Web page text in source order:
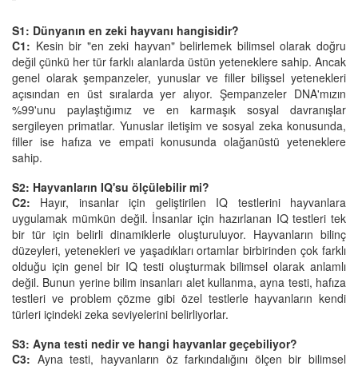
S1: Dünyanın en zeki hayvanı hangisidir?
C1: Kesin bir "en zeki hayvan" belirlemek bilimsel olarak doğru
değil çünkü her tür farklı alanlarda üstün yeteneklere sahip. Ancak
genel olarak şempanzeler, yunuslar ve filler bilişsel yetenekleri
açısından en üst sıralarda yer alıyor. Şempanzeler DNA'mızın
%99'unu paylaştığımız ve en karmaşık sosyal davranışlar
sergileyen primatlar. Yunuslar iletişim ve sosyal zeka konusunda,
filler ise hafıza ve empati konusunda olağanüstü yeteneklere
sahip.
S2: Hayvanların IQ'su ölçülebilir mi?
C2: Hayır, insanlar için geliştirilen IQ testlerini hayvanlara
uygulamak mümkün değil. İnsanlar için hazırlanan IQ testleri tek
bir tür için belirli dinamiklerle oluşturuluyor. Hayvanların bilinç
düzeyleri, yetenekleri ve yaşadıkları ortamlar birbirinden çok farklı
olduğu için genel bir IQ testi oluşturmak bilimsel olarak anlamlı
değil. Bunun yerine bilim insanları alet kullanma, ayna testi, hafıza
testleri ve problem çözme gibi özel testlerle hayvanların kendi
türleri içindeki zeka seviyelerini belirliyorlar.
S3: Ayna testi nedir ve hangi hayvanlar geçebiliyor?
C3: Ayna testi, hayvanların öz farkındalığını ölçen bir bilimsel